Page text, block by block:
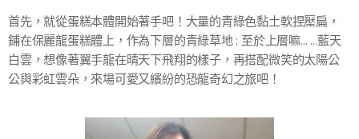
首先，就從蛋糕本體開始著手吧！大量的青綠色黏土軟捏壓扁，
鋪在保麗龍蛋糕體上，作為下層的青綠草地 ; 至於上層嘛… …藍天
白雲，想像著翼手龍在晴天下飛翔的樣子，再搭配微笑的太陽公
公與彩虹雲朵，來場可愛又繽紛的恐龍奇幻之旅吧！